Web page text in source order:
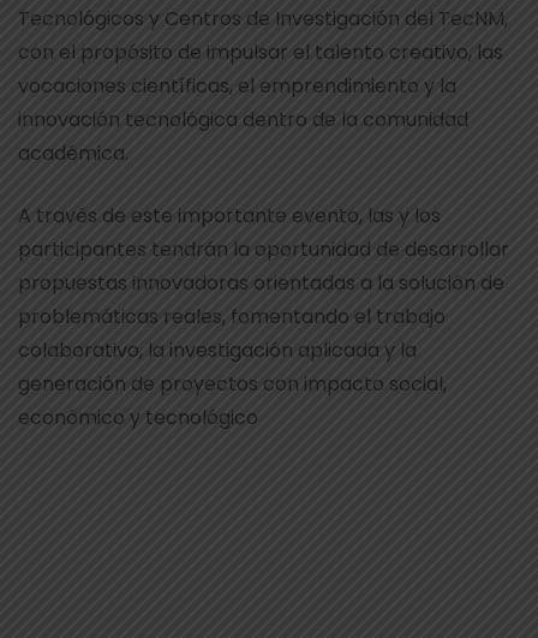
Tecnológicos y Centros de Investigación del TecNM,
con el propósito de impulsar el talento creativo, las
vocaciones científicas, el emprendimiento y la
innovación tecnológica dentro de la comunidad
académica.
A través de este importante evento, las y los
participantes tendrán la oportunidad de desarrollar
propuestas innovadoras orientadas a la solución de
problemáticas reales, fomentando el trabajo
colaborativo, la investigación aplicada y la
generación de proyectos con impacto social,
económico y tecnológico